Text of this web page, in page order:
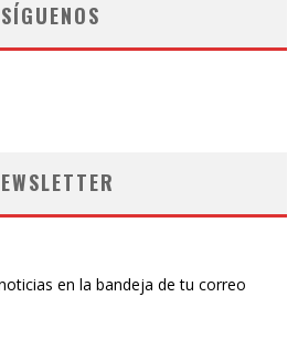
SÍGUENOS
en la bandeja de tu correo